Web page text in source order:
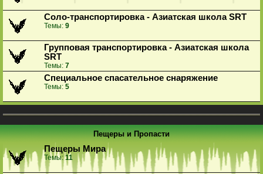
Соло-транспортировка - Азиатская школа SRT
Темы: 9
Групповая транспортировка - Азиатская школа
SRT
Темы: 7
Специальное спасательное снаряжение
Темы: 5
Пещеры и Пропасти
Пещеры Мира
Темы:11